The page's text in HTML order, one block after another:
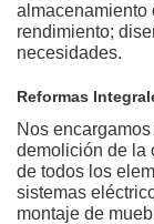
almacenamiento
rendimiento;
necesidades.
Reformas
Nos
demolición de la
de todos los
sistemas
montaje de